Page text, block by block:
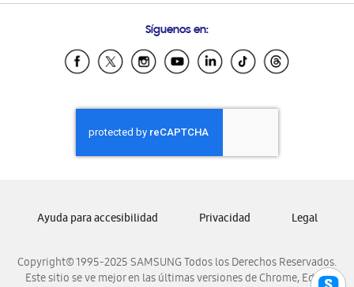
Samsung Ecuador
Samsung El Salvador
Samsung Honduras
Samsung Nicaragua
Samsung Panamá
Samsung Venezuela
Síguenos en:
Copyright© 1995-2025 SAMSUNG Todos los Derechos Reservados.
Este sitio se ve mejor en las últimas versiones de Chrome, Edge,
Ayuda para accesibilidad Privacidad Legal